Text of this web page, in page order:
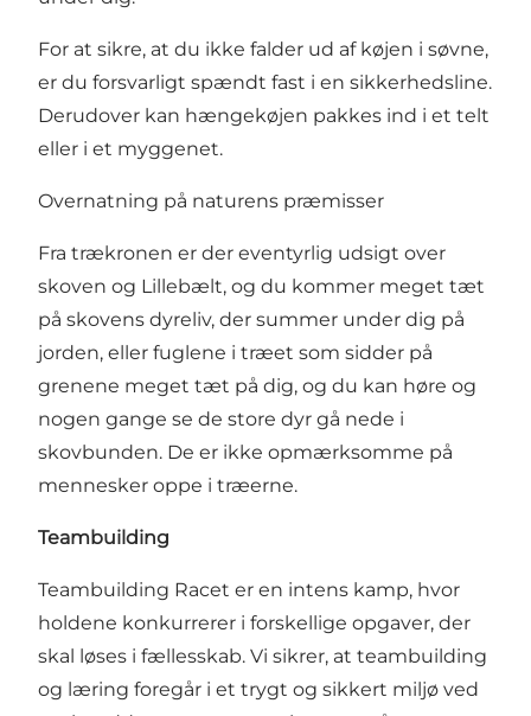
For at sikre, at du ikke falder ud af køjen i søvne,
er du forsvarligt spændt fast i en sikkerhedsline.
Derudover kan hængekøjen pakkes ind i et telt
eller i et myggenet.
Overnatning på naturens præmisser
Fra trækronen er der eventyrlig udsigt over
skoven og Lillebælt, og du kommer meget tæt
på skovens dyreliv, der summer under dig på
jorden, eller fuglene i træet som sidder på
grenene meget tæt på dig, og du kan høre og
nogen gange se de store dyr gå nede i
skovbunden. De er ikke opmærksomme på
mennesker oppe i træerne.
Teambuilding
Teambuilding Racet er en intens kamp, hvor
holdene konkurrerer i forskellige opgaver, der
skal løses i fællesskab. Vi sikrer, at teambuilding
og læring foregår i et trygt og sikkert miljø ved